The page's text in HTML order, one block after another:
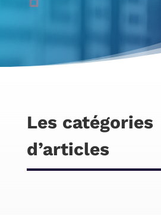
Les catégories
d’articles